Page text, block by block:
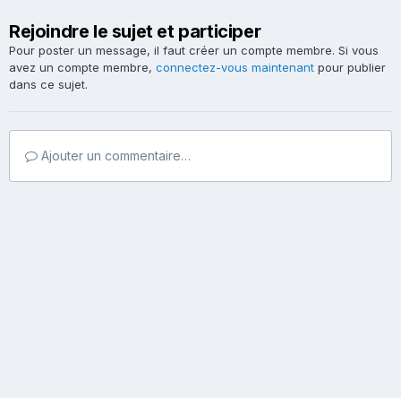
Rejoindre le sujet et participer
Pour poster un message, il faut créer un compte membre. Si vous
avez un compte membre, connectez-vous maintenant pour publier
dans ce sujet.
Ajouter un commentaire…